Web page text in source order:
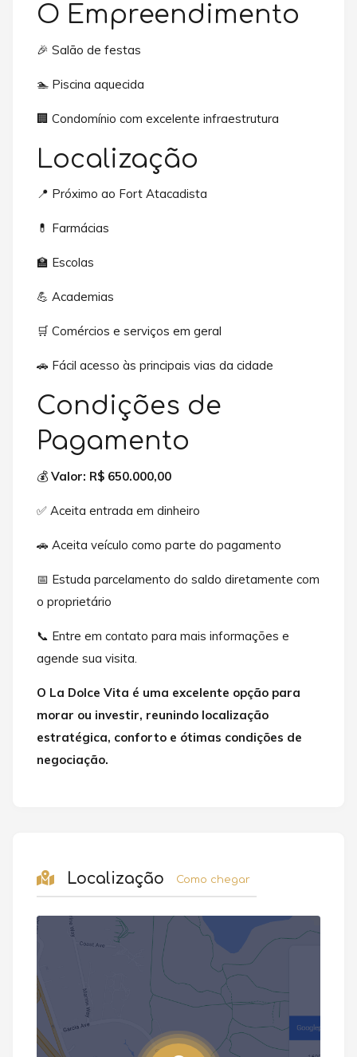
O Empreendimento
🎉 Salão de festas
🏊 Piscina aquecida
🏢 Condomínio com excelente infraestrutura
Localização
📍 Próximo ao Fort Atacadista
💊 Farmácias
🏫 Escolas
💪 Academias
🛒 Comércios e serviços em geral
🚗 Fácil acesso às principais vias da cidade
Condições de
Pagamento
💰 Valor: R$ 650.000,00
✅ Aceita entrada em dinheiro
🚗 Aceita veículo como parte do pagamento
📅 Estuda parcelamento do saldo diretamente com
o proprietário
📞 Entre em contato para mais informações e
agende sua visita.
O La Dolce Vita é uma excelente opção para
morar ou investir, reunindo localização
estratégica, conforto e ótimas condições de
negociação.
Localização Como chegar